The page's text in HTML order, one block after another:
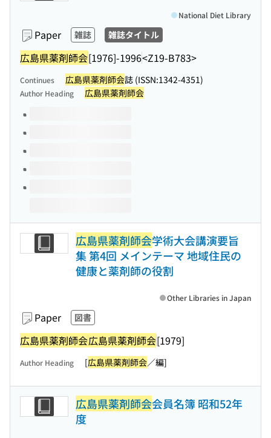
Paper 雑誌 雑誌タイトル
広島県薬剤師会[1976]-1996<Z19-B783>
National Diet Library
Continues 広島県薬剤師会誌 (ISSN:1342-4351)
Author Heading 広島県薬剤師会
Volumes of this title
広島県薬剤師会学術大会講演要旨
集 第4回 メインテーマ 地域住民の
健康と薬剤師の役割
Paper 図書
広島県薬剤師会広島県薬剤師会[1979]
Other Libraries in Japan
Author Heading [広島県薬剤師会／編]
広島県薬剤師会会員名簿 昭和52年
度